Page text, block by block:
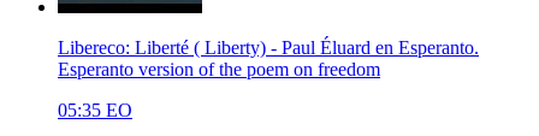
Libereco: Liberté ( Liberty) - Paul Éluard en Esperanto.
Esperanto version of the poem on freedom
05:35 EO